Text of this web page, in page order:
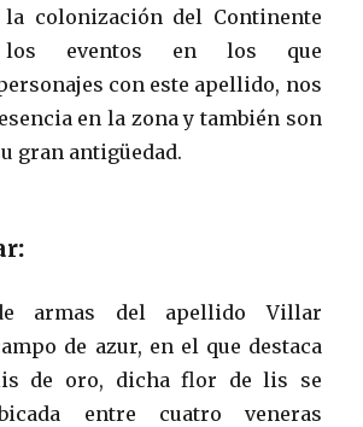
colonización del Continente
los eventos en los que
con este apellido, nos
en la zona y también son
gran antigüedad.
:
armas del apellido Villar
de azur, en el que destaca
de oro, dicha flor de lis se
entre cuatro veneras